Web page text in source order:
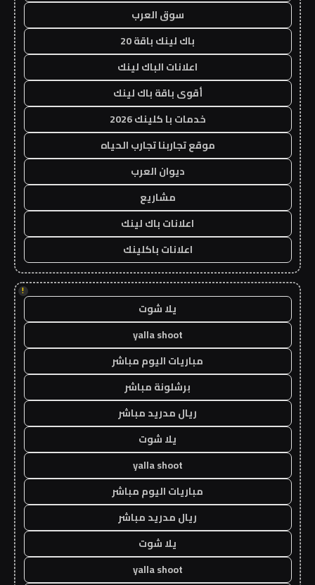
سوق العرب
باك لينك باقة 20
اعلانات الباك لينك
أقوى باقة باك لينك
خدمات با كلينك 2026
موقع تجاربنا تجارب الحياه
ديوان العرب
مشاريع
اعلانات باك لينك
اعلانات باكلينك
!
يلا شوت
yalla shoot
مباريات اليوم مباشر
برشلونة مباشر
ريال مدريد مباشر
يلا شوت
yalla shoot
مباريات اليوم مباشر
ريال مدريد مباشر
يلا شوت
yalla shoot